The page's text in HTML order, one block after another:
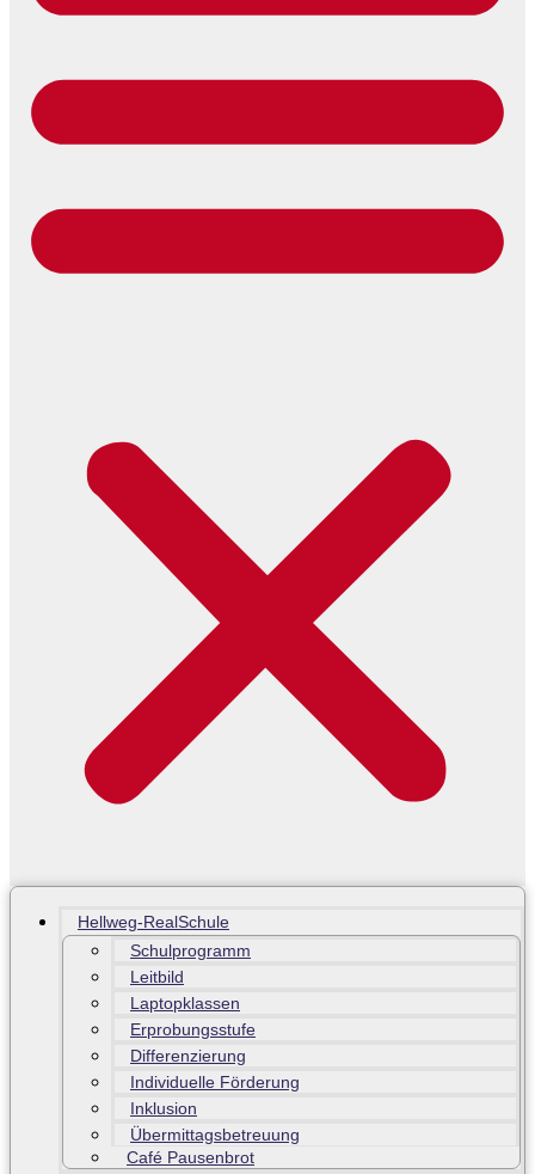
Hellweg-RealSchule
Schulprogramm
Leitbild
Laptopklassen
Erprobungsstufe
Differenzierung
Individuelle Förderung
Inklusion
Übermittagsbetreuung
Café Pausenbrot